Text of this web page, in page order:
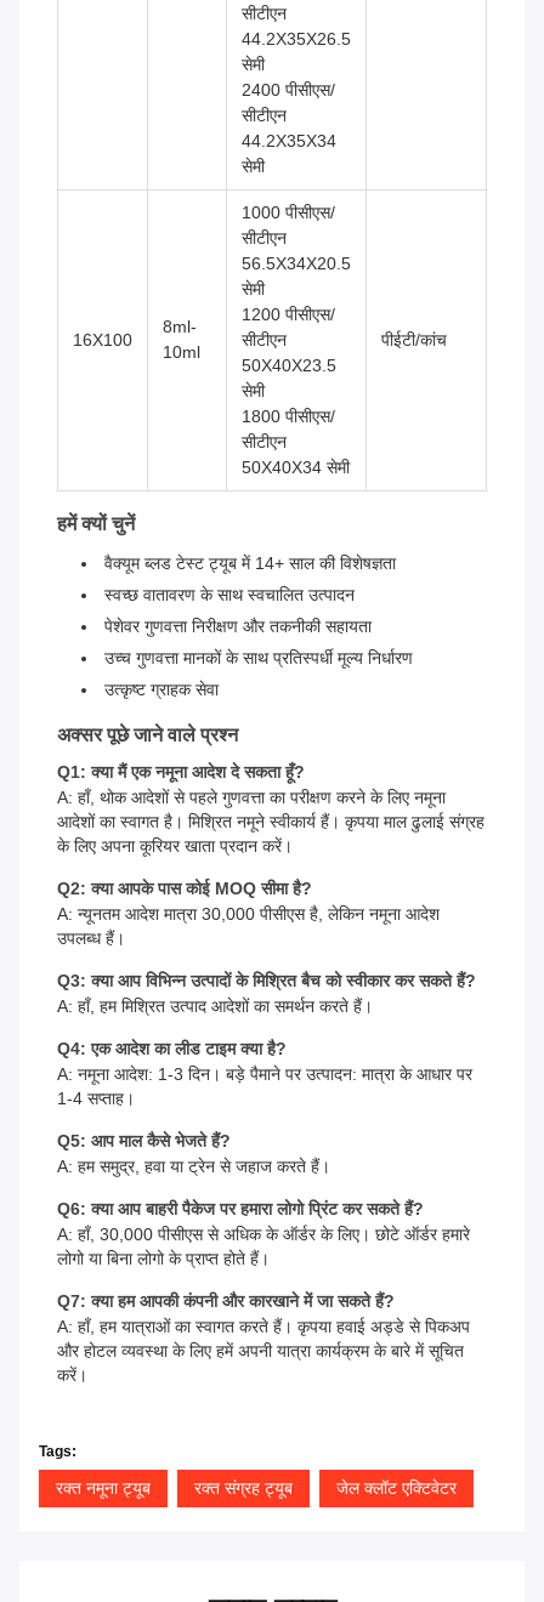
सीटीएन
44.2X35X26.5
सेमी
2400 पीसीएस/
सीटीएन
44.2X35X34
सेमी
16X100
8ml-
10ml
1000 पीसीएस/
सीटीएन
56.5X34X20.5
सेमी
1200 पीसीएस/
सीटीएन
50X40X23.5
सेमी
1800 पीसीएस/
सीटीएन
50X40X34 सेमी
पीईटी/कांच
हमें क्यों चुनें
वैक्यूम ब्लड टेस्ट ट्यूब में 14+ साल की विशेषज्ञता
स्वच्छ वातावरण के साथ स्वचालित उत्पादन
पेशेवर गुणवत्ता निरीक्षण और तकनीकी सहायता
उच्च गुणवत्ता मानकों के साथ प्रतिस्पर्धी मूल्य निर्धारण
उत्कृष्ट ग्राहक सेवा
अक्सर पूछे जाने वाले प्रश्न
Q1: क्या मैं एक नमूना आदेश दे सकता हूँ?
A: हाँ, थोक आदेशों से पहले गुणवत्ता का परीक्षण करने के लिए नमूना
आदेशों का स्वागत है। मिश्रित नमूने स्वीकार्य हैं। कृपया माल ढुलाई संग्रह
के लिए अपना कूरियर खाता प्रदान करें।
Q2: क्या आपके पास कोई MOQ सीमा है?
A: न्यूनतम आदेश मात्रा 30,000 पीसीएस है, लेकिन नमूना आदेश
उपलब्ध हैं।
Q3: क्या आप विभिन्न उत्पादों के मिश्रित बैच को स्वीकार कर सकते हैं?
A: हाँ, हम मिश्रित उत्पाद आदेशों का समर्थन करते हैं।
Q4: एक आदेश का लीड टाइम क्या है?
A: नमूना आदेश: 1-3 दिन। बड़े पैमाने पर उत्पादन: मात्रा के आधार पर
1-4 सप्ताह।
Q5: आप माल कैसे भेजते हैं?
A: हम समुद्र, हवा या ट्रेन से जहाज करते हैं।
Q6: क्या आप बाहरी पैकेज पर हमारा लोगो प्रिंट कर सकते हैं?
A: हाँ, 30,000 पीसीएस से अधिक के ऑर्डर के लिए। छोटे ऑर्डर हमारे
लोगो या बिना लोगो के प्राप्त होते हैं।
Q7: क्या हम आपकी कंपनी और कारखाने में जा सकते हैं?
A: हाँ, हम यात्राओं का स्वागत करते हैं। कृपया हवाई अड्डे से पिकअप
और होटल व्यवस्था के लिए हमें अपनी यात्रा कार्यक्रम के बारे में सूचित
करें।
Tags:
रक्त नमूना ट्यूब रक्त संग्रह ट्यूब जेल क्लॉट एक्टिवेटर